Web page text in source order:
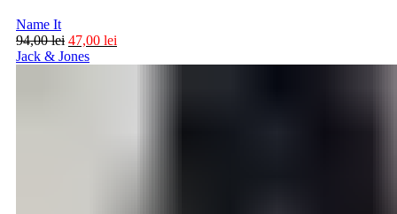
Name It
94,00lei 47,00 lei
Jack & Jones